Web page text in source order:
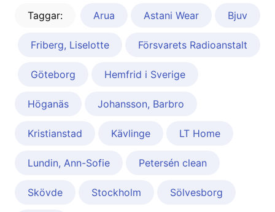
Taggar: Arua Astani Wear Bjuv
Friberg, Liselotte Försvarets Radioanstalt
Göteborg Hemfrid i Sverige
Höganäs Johansson, Barbro
Kristianstad Kävlinge LT Home
Lundin, Ann-Sofie Petersén clean
Skövde Stockholm Sölvesborg